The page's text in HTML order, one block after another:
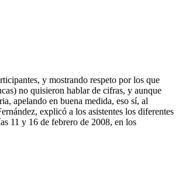
y mostrando respeto por los que
no quisieron hablar de cifras, y aunque
apelando en buena medida, eso sí, al
explicó a los asistentes los diferentes
11 y 16 de febrero de 2008, en los